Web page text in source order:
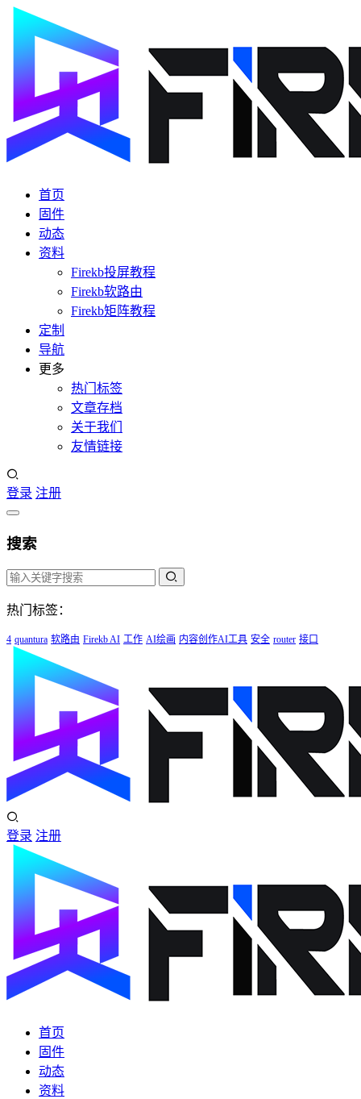
首页
固件
动态
资料
Firekb投屏教程
Firekb软路由
Firekb矩阵教程
定制
导航
更多
热门标签
文章存档
关于我们
友情链接
登录 注册
搜索
热门标签：
4 quantura 软路由 Firekb AI 工作 AI绘画 内容创作AI工具 安全 router 接口
登录 注册
首页
固件
动态
资料